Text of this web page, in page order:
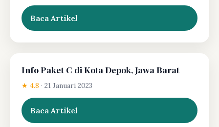
Baca Artikel
Info Paket C di Kota Depok, Jawa Barat
★ 4.8 · 21 Januari 2023
Baca Artikel